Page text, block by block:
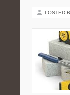
POSTED